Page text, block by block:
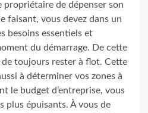
de dépenser son
faisant, vous devez dans un
besoins essentiels et
du démarrage. De cette
de toujours rester à flot. Cette
à déterminer vos zones à
le budget d’entreprise, vous
plus épuisants. À vous de